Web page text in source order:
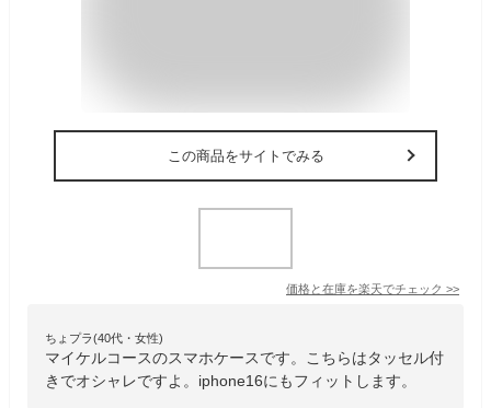
この商品をサイトでみる
価格と在庫を楽天でチェック >>
ちょプラ(40代・女性)
マイケルコースのスマホケースです。こちらはタッセル付
きでオシャレですよ。iphone16にもフィットします。